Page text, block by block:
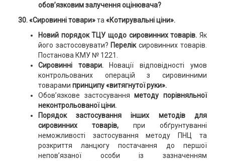
обов’язковим залучення оцінювача?
30.«Сировинні товари»та«Котирувальні ціни».
Новий порядок ТЦУ щодо сировинних товарів. Як
його застосовувати? Переліксировинних товарів.
Постанова КМУ № 1221.
Сировинні товари. Новації відповідності умов
контрольованих операцій з сировинними
товарами принципу «витягнутої руки».
Обов’язкове застосуванняметоду порівняльної
неконтрольованої ціни.
Порядок застосування інших методів для
сировинних товарів,при обґрунтуванні
неможливості застосування методу ПНЦ та
розкриття ланцюгу постачання до першої
непов’язаної особи із зазначенням